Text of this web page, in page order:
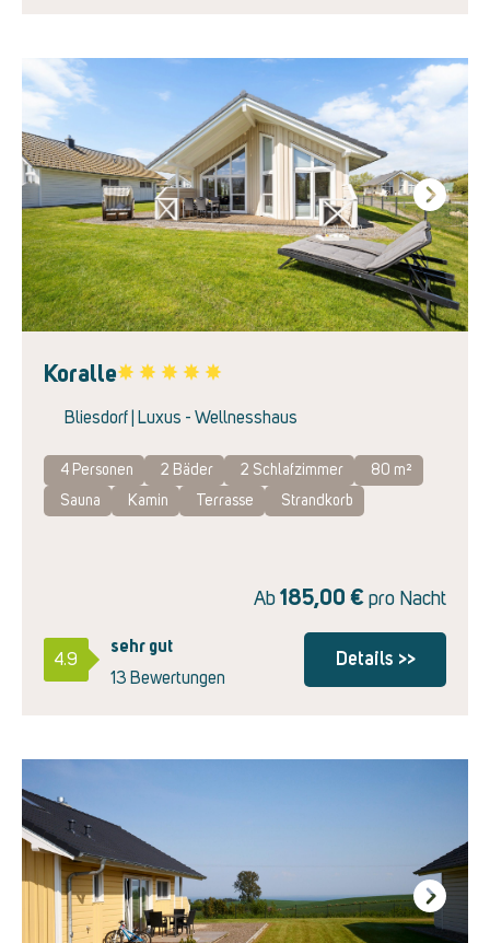
Next
Koralle
Bliesdorf | Luxus - Wellnesshaus
4 Personen 2 Bäder 2 Schlafzimmer
80 m²
Sauna
Kamin Terrasse Strandkorb
Ab 185,00 € pro Nacht
4.9
sehr gut
13 Bewertungen
Details >>
Next